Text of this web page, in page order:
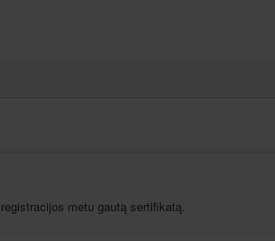
metu gautą sertifikatą.